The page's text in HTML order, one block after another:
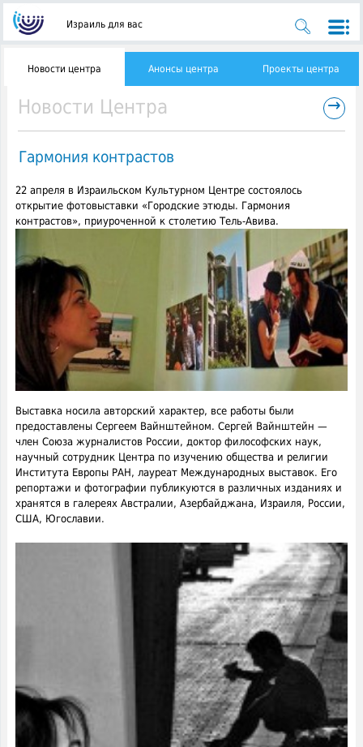
Израиль для вас
Новости центра Анонсы центра Проекты центра
Новости Центра →
Гармония контрастов
22 апреля в Израильском Культурном Центре состоялось
открытие фотовыставки «Городские этюды. Гармония
контрастов», приуроченной к столетию Тель-Авива.
Выставка носила авторский характер, все работы были
предоставлены Сергеем Вайнштейном. Сергей Вайнштейн —
член Союза журналистов России, доктор философских наук,
научный сотрудник Центра по изучению общества и религии
Института Европы РАН, лауреат Международных выставок. Его
репортажи и фотографии публикуются в различных изданиях и
хранятся в галереях Австралии, Азербайджана, Израиля, России,
США, Югославии.